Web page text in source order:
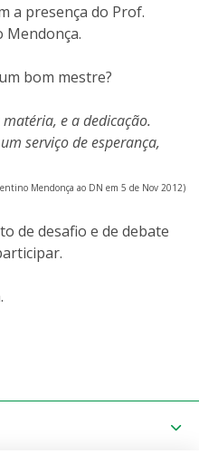
a presença do Prof.
Mendonça.
bom mestre?
e a dedicação.
serviço de esperança,
Mendonça ao DN em 5 de Nov 2012)
de desafio e de debate